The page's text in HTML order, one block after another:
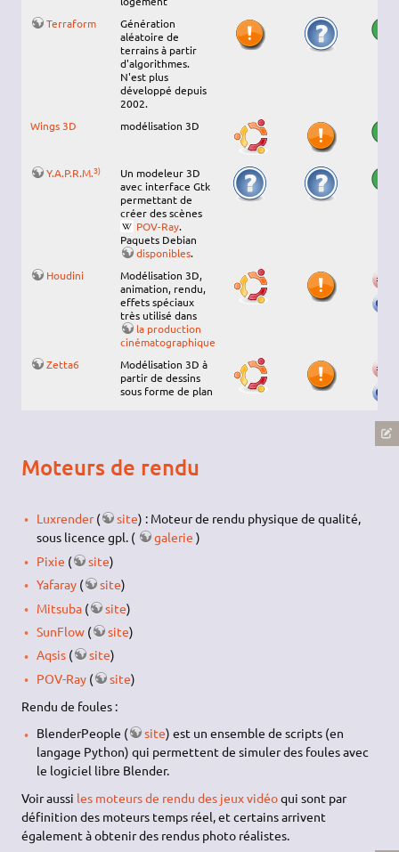
Terraform
Génération
aléatoire de
terrains à partir
d'algorithmes.
N'est plus
développé depuis
2002.
Wings 3D
modélisation 3D
Y.A.P.R.M.3)
Un modeleur 3D
avec interface Gtk
permettant de
créer des scènes
POV-Ray.
Paquets Debian
disponibles.
Houdini
Modélisation 3D,
animation, rendu,
effets spéciaux
très utilisé dans
la production
cinématographique
Zetta6
Modélisation 3D à
partir de dessins
sous forme de plan
Moteurs de rendu
Luxrender( site) : Moteur de rendu physique de qualité,
sous licence gpl. (
galerie )
Pixie ( site)
Yafaray( site)
Mitsuba( site)
SunFlow( site)
Aqsis( site)
POV-Ray( site)
Rendu de foules :
BlenderPeople (
site) est un ensemble de scripts (en
langage Python) qui permettent de simuler des foules avec
le logiciel libre Blender.
Voir aussi les moteurs de rendu des jeux vidéoqui sont par
définition des moteurs temps réel, et certains arrivent
également à obtenir des rendus photo réalistes.